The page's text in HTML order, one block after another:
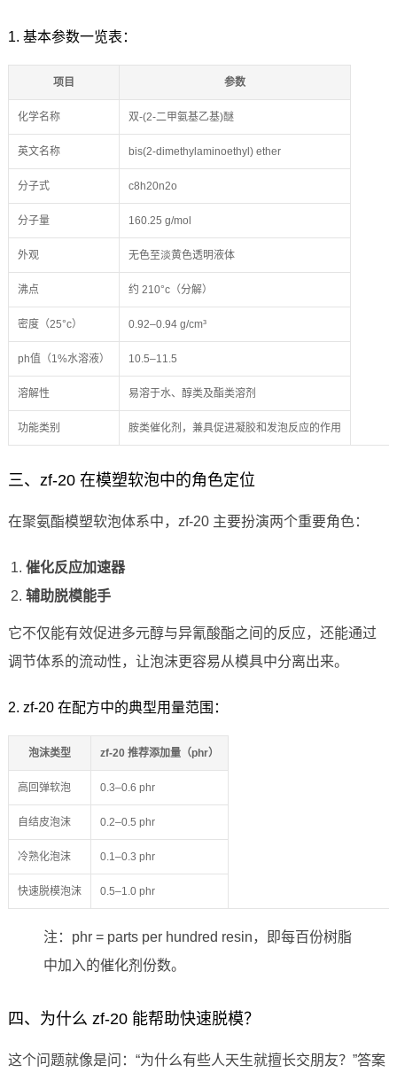
1. 基本参数一览表：
项目 参数
化学名称 双-(2-二甲氨基乙基)醚
英文名称 bis(2-dimethylaminoethyl) ether
分子式 c8h20n2o
分子量 160.25 g/mol
外观 无色至淡黄色透明液体
沸点 约 210°c（分解）
密度（25°c） 0.92–0.94 g/cm³
ph值（1%水溶液） 10.5–11.5
溶解性 易溶于水、醇类及酯类溶剂
功能类别 胺类催化剂，兼具促进凝胶和发泡反应的作用
三、zf-20 在模塑软泡中的角色定位
在聚氨酯模塑软泡体系中，zf-20 主要扮演两个重要角色：
催化反应加速器
辅助脱模能手
它不仅能有效促进多元醇与异氰酸酯之间的反应，还能通过
调节体系的流动性，让泡沫更容易从模具中分离出来。
2. zf-20 在配方中的典型用量范围：
泡沫类型 zf-20 推荐添加量（phr）
高回弹软泡 0.3–0.6 phr
自结皮泡沫 0.2–0.5 phr
冷熟化泡沫 0.1–0.3 phr
快速脱模泡沫 0.5–1.0 phr
注：phr = parts per hundred resin，即每百份树脂
中加入的催化剂份数。
四、为什么 zf-20 能帮助快速脱模？
这个问题就像是问：“为什么有些人天生就擅长交朋友？”答案